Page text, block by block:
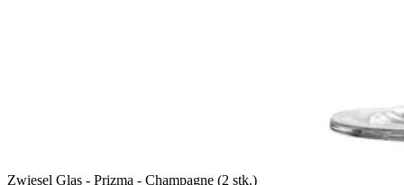
Zwiesel Glas - Prizma - Champagne (2 stk.)